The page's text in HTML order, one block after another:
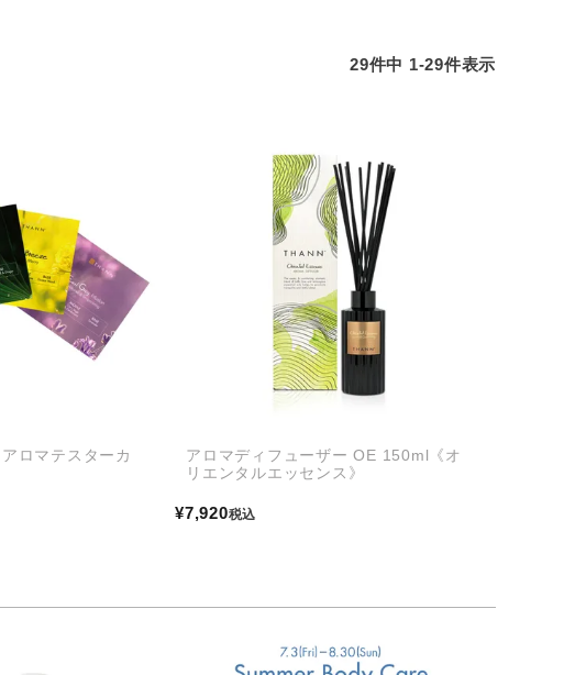
29件中 1-29件表示
ロマテスターカ
アロマディフューザー OE 150ml《オ
リエンタルエッセンス》
¥7,920税込